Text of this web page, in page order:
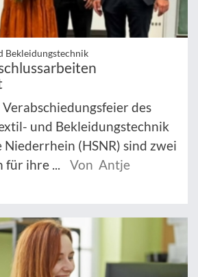
Bekleidungstechnik
des
und Bekleidungstechnik
(HSNR) sind zwei
für ihre ...
Von Antje